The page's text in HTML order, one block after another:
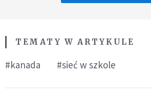
TEMATY W ARTYKULE
#kanada #sieć w szkole